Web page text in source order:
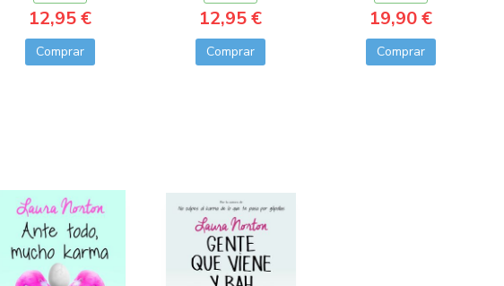
12,95 €
Comprar
12,95 €
Comprar
19,90 €
Comprar